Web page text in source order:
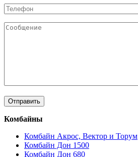
Комбайны
Комбайн Акрос, Вектор и Торум
Комбайн Дон 1500
Комбайн Дон 680